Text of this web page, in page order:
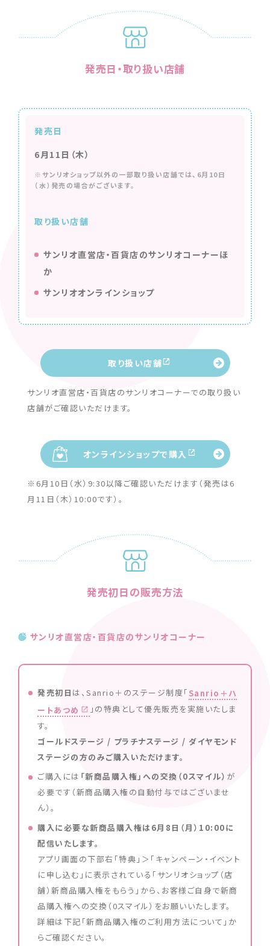
発売日・取り扱い店舗
発売日
6月11日（木）
※サンリオショップ以外の一部取り扱い店舗では、6月10日
（水）発売の場合がございます。
取り扱い店舗
サンリオ直営店・百貨店のサンリオコーナーほ
か
サンリオオンラインショップ
取り扱い店舗
サンリオ直営店・百貨店のサンリオコーナーでの取り扱い
店舗がご確認いただけます。
オンラインショップで購入
※6月10日（水）9:30以降ご確認いただけます（発売は6
月11日（木）10:00です）。
発売初日の販売方法
サンリオ直営店・百貨店のサンリオコーナー
発売初日 は、Sanrio＋のステージ制度「 Sanrio＋ハ
ートあつめ
」の特典として優先販売を実施いたしま
す。
ゴールドステージ / プラチナステージ / ダイヤモンド
ステージの方のみご購入いただけます。
ご購入には 「新商品購入権」への交換（0スマイル） が
必要です（新商品購入権の自動付与ではございませ
ん）。
購入に必要な新商品購入権は6月8日（月）10:00に
配信いたします。
アプリ画面の下部右「特典」＞ 「キャンペーン・イベント
に申し込む」に表示されている 「サンリオショップ（店
舗）新商品購入権をもらう」から、お客様ご自身で新商
品購入権への交換（0スマイル）をお願いいたします。
詳細は下記「新商品購入権のご利用方法について」か
らご確認ください。